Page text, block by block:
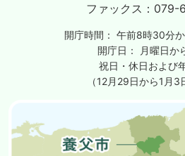
ファックス： 079-
開庁時間： 午前8時30分
開庁日：
月曜日か
祝日・休日および
（12月29日から1月3